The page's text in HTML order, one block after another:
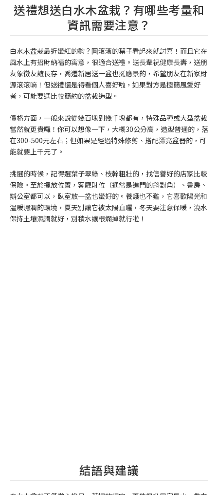
送禮想送白水木盆栽？有哪些考量和
資訊需要注意？
白水木盆栽最近蠻紅的齁？圓滾滾的葉子看起來就討喜！而且它在
風水上有招財納福的寓意，很適合送禮。送長輩祝健康長壽，送朋
友象徵友誼長存，喬遷新居送一盆也挺應景的，希望朋友在新家財
源滾滾嘛！但送禮還是得看個人喜好啦，如果對方是極簡風愛好
者，可能要選比較簡約的盆栽造型。
價格方面，一般來說從幾百塊到幾千塊都有，特殊品種或大型盆栽
當然就更貴囉！你可以想像一下，大概30公分高，造型普通的，落
在300-500元左右；但如果是經過特殊修剪、搭配漂亮盆器的，可
能就要上千元了。
挑選的時候，記得選葉子翠綠、枝幹粗壯的，找信譽好的店家比較
保險。至於擺放位置，客廳財位（通常是進門的斜對角）、書房、
辦公室都可以，臥室放一盆也蠻好的。養護也不難，它喜歡陽光和
溫暖濕潤的環境，夏天別讓它被太陽直曬，冬天要注意保暖，澆水
保持土壤濕潤就好，別積水讓根爛掉就行啦！
結語與建議